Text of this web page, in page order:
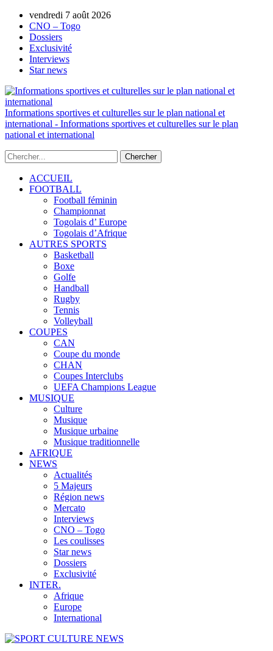
vendredi 7 août 2026
CNO – Togo
Dossiers
Exclusivité
Interviews
Star news
Informations sportives et culturelles sur le plan national et
international - Informations sportives et culturelles sur le plan
national et international
ACCUEIL
FOOTBALL
Football féminin
Championnat
Togolais d’ Europe
Togolais d’Afrique
AUTRES SPORTS
Basketball
Boxe
Golfe
Handball
Rugby
Tennis
Volleyball
COUPES
CAN
Coupe du monde
CHAN
Coupes Interclubs
UEFA Champions League
MUSIQUE
Culture
Musique
Musique urbaine
Musique traditionnelle
AFRIQUE
NEWS
Actualités
5 Majeurs
Région news
Mercato
Interviews
CNO – Togo
Les coulisses
Star news
Dossiers
Exclusivité
INTER.
Afrique
Europe
International
AUTORISATION DE LA HAAC N°0134/HAAC/12-